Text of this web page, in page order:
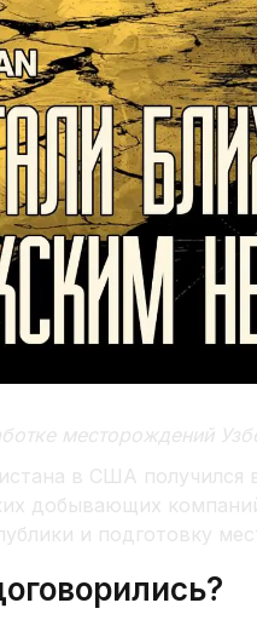
месторождений
в США
добывающих
и подготовку